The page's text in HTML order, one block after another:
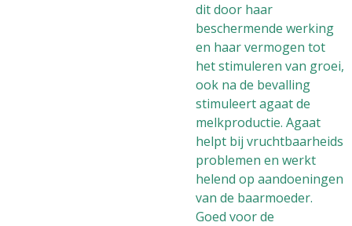
dit door haar
beschermende werking
en haar vermogen tot
het stimuleren van groei,
ook na de bevalling
stimuleert agaat de
melkproductie. Agaat
helpt bij vruchtbaarheids
problemen en werkt
helend op aandoeningen
van de baarmoeder.
Goed voor de